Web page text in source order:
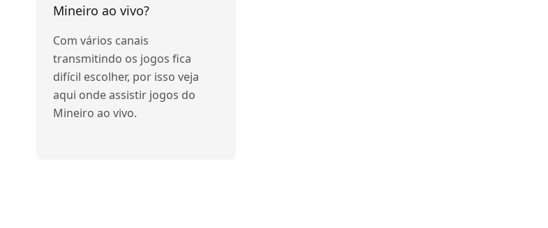
Mineiro ao vivo?
Com vários canais
transmitindo os jogos fica
difícil escolher, por isso veja
aqui onde assistir jogos do
Mineiro ao vivo.